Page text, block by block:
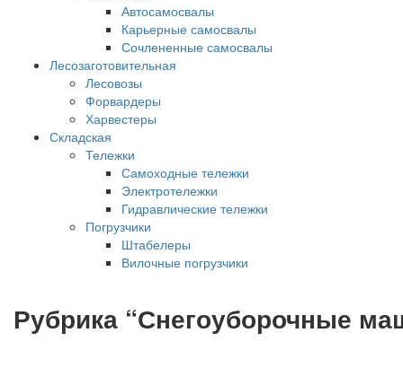
Автосамосвалы
Карьерные самосвалы
Сочлененные самосвалы
Лесозаготовительная
Лесовозы
Форвардеры
Харвестеры
Складская
Тележки
Самоходные тележки
Электротележки
Гидравлические тележки
Погрузчики
Штабелеры
Вилочные погрузчики
Рубрика “Снегоуборочные